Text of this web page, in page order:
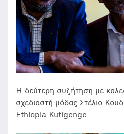
Η δεύτερη συζήτηση με
σχεδιαστή μόδας Στέλιο
Ethiopia Kutigenge.